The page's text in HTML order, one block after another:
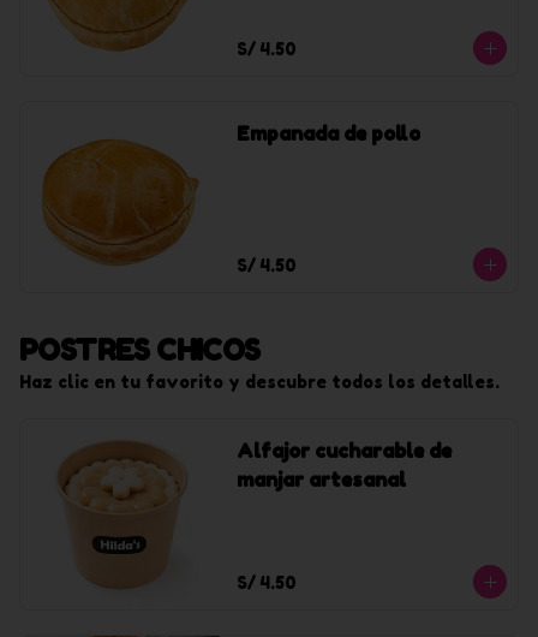
S/ 4.50
Empanada de pollo
S/ 4.50
POSTRES CHICOS
Haz clic en tu favorito y descubre todos los detalles.
Alfajor cucharable de
manjar artesanal
S/ 4.50